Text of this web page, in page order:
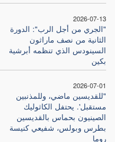
2026-07-13
"الجري من أجل الرب": الدورة
الثانية من نصف ماراثون
السينودس الذي تنظمه أبرشية
بكين
2026-07-01
"للقديسين ماضي، وللمذنبين
مستقبل'. يحتفل الكاثوليك
الصينيون بحماس بالقديسين
بطرس وبولس، شفيعي كنيسة
روما